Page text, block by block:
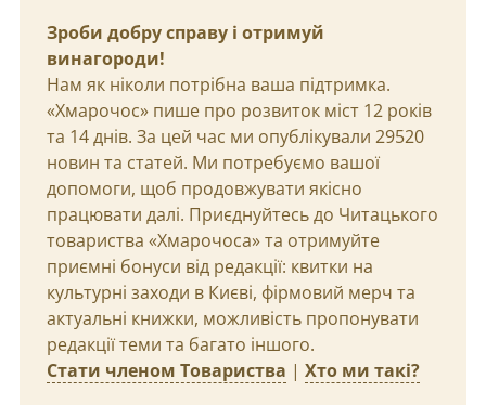
Зроби добру справу і отримуй
винагороди!
Нам як ніколи потрібна ваша підтримка.
«Хмарочос» пише про розвиток міст 12 років
та 14 днів. За цей час ми опублікували 29520
новин та статей. Ми потребуємо вашої
допомоги, щоб продовжувати якісно
працювати далі. Приєднуйтесь до Читацького
товариства «Хмарочоса» та отримуйте
приємні бонуси від редакції: квитки на
культурні заходи в Києві, фірмовий мерч та
актуальні книжки, можливість пропонувати
редакції теми та багато іншого.
Стати членом Товариства | Хто ми такі?